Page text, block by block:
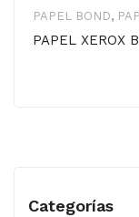
PAPEL BOND,
PAPEL XEROX
Categorías